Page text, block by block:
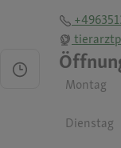
Montag
Dienstag